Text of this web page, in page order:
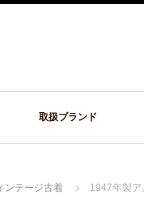
取扱ブランド
ンテージ古着 1947年製ア